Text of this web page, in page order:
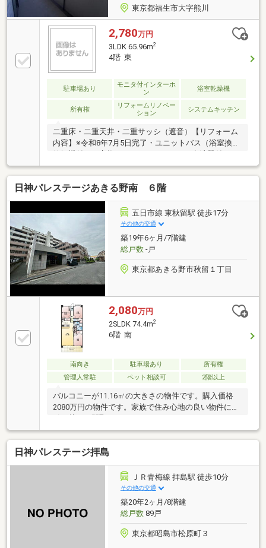
東京都福生市大字熊川
2,780万円
3LDK 65.96m2
4階 東
駐車場あり
モニタ付インターホ
ン
浴室乾燥機
所有権
リフォームリノベー
ション
システムキッチン
二重床・二重天井・二重サッシ（遮音）【リフォーム
内容】※令和8年7月5日完了・ユニットバス（浴室換気
交換・給湯器交換 ・洗面化粧台交換・フローリング
貼替 ・収納建具一部交換・クロス、クッションフロ
ア、フロアタイル貼替・塗装工事一式 ・網戸張替・
照明器具設置、交換（一部ライトコントローラー付
き）内見のご希望はお気軽にお問い合わせください
◎→→→フリーコール：0800-100-1755
日神パレステージあきる野南 ６階
五日市線 東秋留駅 徒歩17分
その他の交通
築19年6ヶ月/7階建
総戸数-戸
東京都あきる野市秋留１丁目
2,080万円
2SLDK 74.4m2
6階 南
南向き 駐車場あり
所有権
管理人常駐
ペット相談可 2階以上
バルコニーが11.16㎡の大きさの物件です。購入価格
2080万円の物件です。家族で住み心地の良い物件にお
付いていますので、快適な室温にすることができま
す。友人が集まれる広さを持つ、12帖以上のLDKとな
っております。立地条件の良い中古マンションは生活
の質を高めてくれます。74.4平米程の専有面積でスペ
日神パレステージ拝島
ＪＲ青梅線 拝島駅 徒歩10分
その他の交通
築20年2ヶ月/8階建
総戸数89戸
東京都昭島市松原町３